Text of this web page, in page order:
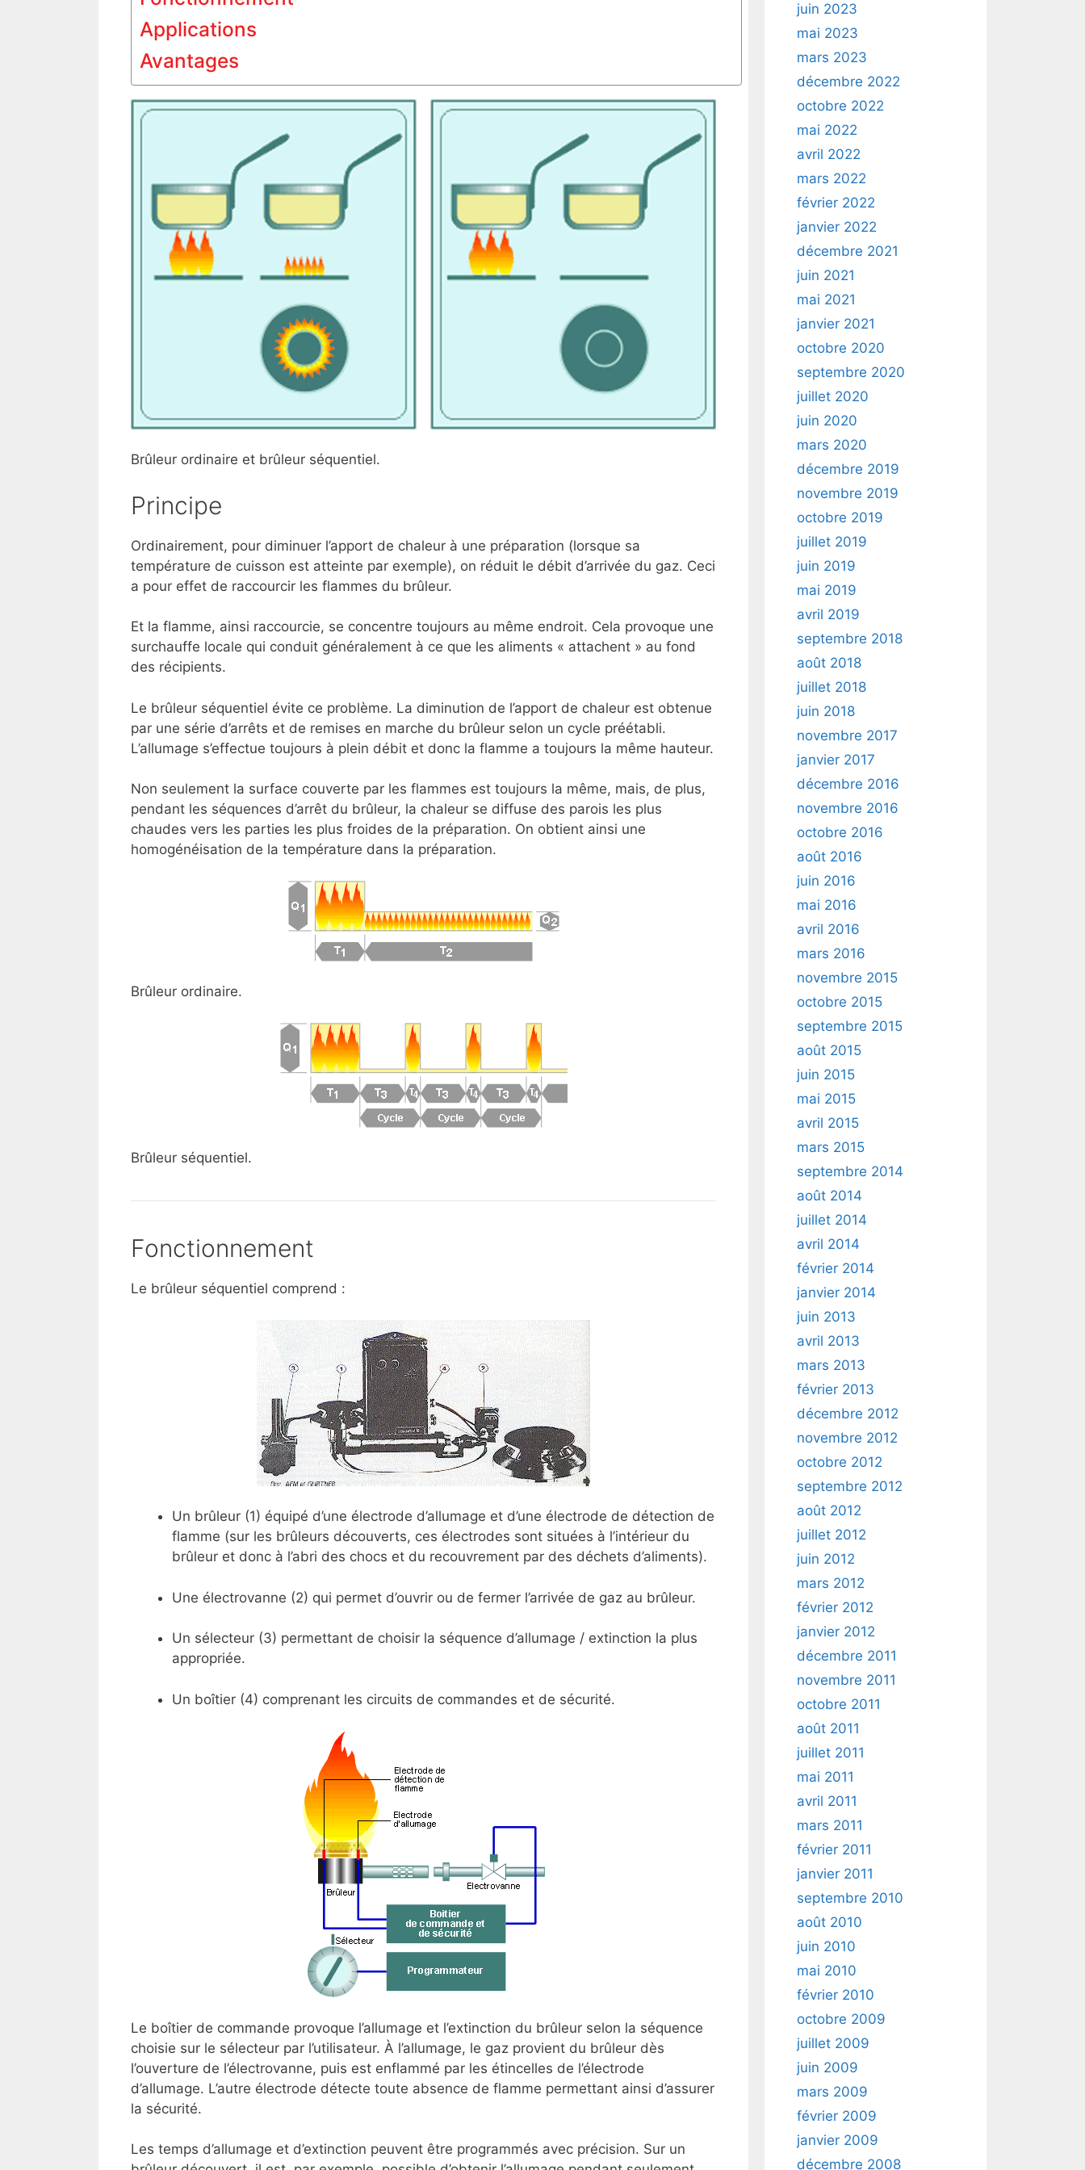
Applications
Avantages
Brûleur ordinaire et brûleur séquentiel.
Principe
Ordinairement, pour diminuer l’apport de chaleur à une préparation (lorsque sa
température de cuisson est atteinte par exemple), on réduit le débit d’arrivée du gaz. Ceci
a pour effet de raccourcir les flammes du brûleur.
Et la flamme, ainsi raccourcie, se concentre toujours au même endroit. Cela provoque une
surchauffe locale qui conduit généralement à ce que les aliments « attachent » au fond
des récipients.
Le brûleur séquentiel évite ce problème. La diminution de l’apport de chaleur est obtenue
par une série d’arrêts et de remises en marche du brûleur selon un cycle préétabli.
L’allumage s’effectue toujours à plein débit et donc la flamme a toujours la même hauteur.
Non seulement la surface couverte par les flammes est toujours la même, mais, de plus,
pendant les séquences d’arrêt du brûleur, la chaleur se diffuse des parois les plus
chaudes vers les parties les plus froides de la préparation. On obtient ainsi une
homogénéisation de la température dans la préparation.
Brûleur ordinaire.
Brûleur séquentiel.
Fonctionnement
Le brûleur séquentiel comprend :
Un brûleur (1) équipé d’une électrode d’allumage et d’une électrode de détection de
flamme (sur les brûleurs découverts, ces électrodes sont situées à l’intérieur du
brûleur et donc à l’abri des chocs et du recouvrement par des déchets d’aliments).
Une électrovanne (2) qui permet d’ouvrir ou de fermer l’arrivée de gaz au brûleur.
Un sélecteur (3) permettant de choisir la séquence d’allumage / extinction la plus
appropriée.
Un boîtier (4) comprenant les circuits de commandes et de sécurité.
Le boîtier de commande provoque l’allumage et l’extinction du brûleur selon la séquence
choisie sur le sélecteur par l’utilisateur. À l’allumage, le gaz provient du brûleur dès
l’ouverture de l’électrovanne, puis est enflammé par les étincelles de l’électrode
d’allumage. L’autre électrode détecte toute absence de flamme permettant ainsi d’assurer
la sécurité.
Les temps d’allumage et d’extinction peuvent être programmés avec précision. Sur un
juin 2023
mai 2023
mars 2023
décembre 2022
octobre 2022
mai 2022
avril 2022
mars 2022
février 2022
janvier 2022
décembre 2021
juin 2021
mai 2021
janvier 2021
octobre 2020
septembre 2020
juillet 2020
juin 2020
mars 2020
décembre 2019
novembre 2019
octobre 2019
juillet 2019
juin 2019
mai 2019
avril 2019
septembre 2018
août 2018
juillet 2018
juin 2018
novembre 2017
janvier 2017
décembre 2016
novembre 2016
octobre 2016
août 2016
juin 2016
mai 2016
avril 2016
mars 2016
novembre 2015
octobre 2015
septembre 2015
août 2015
juin 2015
mai 2015
avril 2015
mars 2015
septembre 2014
août 2014
juillet 2014
avril 2014
février 2014
janvier 2014
juin 2013
avril 2013
mars 2013
février 2013
décembre 2012
novembre 2012
octobre 2012
septembre 2012
août 2012
juillet 2012
juin 2012
mars 2012
février 2012
janvier 2012
décembre 2011
novembre 2011
octobre 2011
août 2011
juillet 2011
mai 2011
avril 2011
mars 2011
février 2011
janvier 2011
septembre 2010
août 2010
juin 2010
mai 2010
février 2010
octobre 2009
juillet 2009
juin 2009
mars 2009
février 2009
janvier 2009
décembre 2008